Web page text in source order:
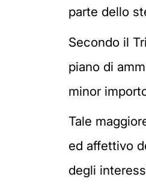
parte dello
Secondo il
piano di
minor
Tale
ed affettivo
degli